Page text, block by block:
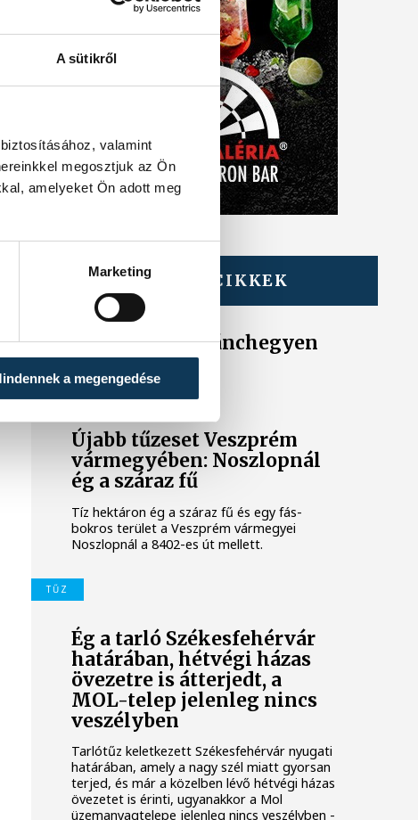
A sütikről
valamint
megosztjuk az Ön
amelyeket Ön adott meg
Marketing
a megengedése
TOVÁBBI CIKKEK
KÉK FÉNY
Tűz van a Csobánchegyen
Újabb tűzeset Veszprém
vármegyében: Noszlopnál
ég a száraz fű
Tíz hektáron ég a száraz fű és egy fás-
bokros terület a Veszprém vármegyei
Noszlopnál a 8402-es út mellett.
TŰZ
Ég a tarló Székesfehérvár
határában, hétvégi házas
övezetre is átterjedt, a
MOL-telep jelenleg nincs
veszélyben
Tarlótűz keletkezett Székesfehérvár nyugati
határában, amely a nagy szél miatt gyorsan
terjed, és már a közelben lévő hétvégi házas
övezetet is érinti, ugyanakkor a Mol
üzemanyagtelepe jelenleg nincs veszélyben -